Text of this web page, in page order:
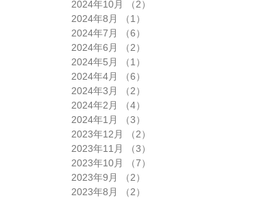
2024年10月
（2）
2024年8月
（1）
2024年7月
（6）
2024年6月
（2）
2024年5月
（1）
2024年4月
（6）
2024年3月
（2）
2024年2月
（4）
2024年1月
（3）
2023年12月
（2）
2023年11月
（3）
2023年10月
（7）
2023年9月
（2）
2023年8月
（2）